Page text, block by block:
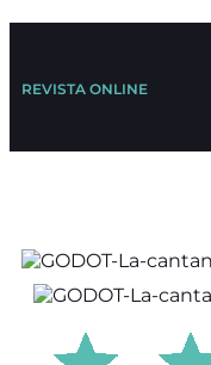
REVISTA ONLINE